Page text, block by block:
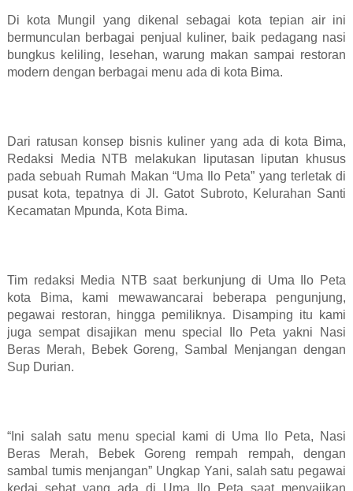
Di kota Mungil yang dikenal sebagai kota tepian air ini
bermunculan berbagai penjual kuliner, baik pedagang nasi
bungkus keliling, lesehan, warung makan sampai restoran
modern dengan berbagai menu ada di kota Bima.
Dari ratusan konsep bisnis kuliner yang ada di kota Bima,
Redaksi Media NTB melakukan liputasan liputan khusus
pada sebuah Rumah Makan “Uma Ilo Peta” yang terletak di
pusat kota, tepatnya di Jl. Gatot Subroto, Kelurahan Santi
Kecamatan Mpunda, Kota Bima.
Tim redaksi Media NTB saat berkunjung di Uma Ilo Peta
kota Bima, kami mewawancarai beberapa pengunjung,
pegawai restoran, hingga pemiliknya. Disamping itu kami
juga sempat disajikan menu special Ilo Peta yakni Nasi
Beras Merah, Bebek Goreng, Sambal Menjangan dengan
Sup Durian.
“Ini salah satu menu special kami di Uma Ilo Peta, Nasi
Beras Merah, Bebek Goreng rempah rempah, dengan
sambal tumis menjangan” Ungkap Yani, salah satu pegawai
kedai sehat yang ada di Uma Ilo Peta saat menyajikan